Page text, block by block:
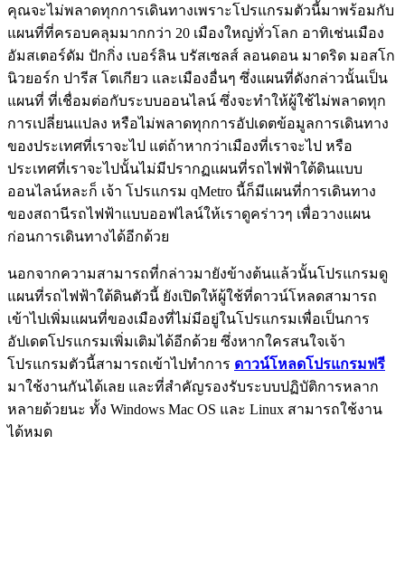
คุณจะไม่พลาดทุกการเดินทางเพราะโปรแกรมตัวนี้มาพร้อมกับ
แผนที่ที่ครอบคลุมมากกว่า 20 เมืองใหญ่ทั่วโลก อาทิเช่นเมือง
อัมสเตอร์ดัม ปักกิ่ง เบอร์ลิน บรัสเซลส์ ลอนดอน มาดริด มอสโก
นิวยอร์ก ปารีส โตเกียว และเมืองอื่นๆ ซึ่งแผนที่ดังกล่าวนั้นเป็น
แผนที่ ที่เชื่อมต่อกับระบบออนไลน์ ซึ่งจะทำให้ผู้ใช้ไม่พลาดทุก
การเปลี่ยนแปลง หรือไม่พลาดทุกการอัปเดตข้อมูลการเดินทาง
ของประเทศที่เราจะไป แต่ถ้าหากว่าเมืองที่เราจะไป หรือ
ประเทศที่เราจะไปนั้นไม่มีปรากฏแผนที่รถไฟฟ้าใต้ดินแบบ
ออนไลน์หละก็ เจ้า โปรแกรม qMetro นี้ก็มีแผนที่การเดินทาง
ของสถานีรถไฟฟ้าแบบออฟไลน์ให้เราดูคร่าวๆ เพื่อวางแผน
ก่อนการเดินทางได้อีกด้วย
นอกจากความสามารถที่กล่าวมายังข้างต้นแล้วนั้นโปรแกรมดู
แผนที่รถไฟฟ้าใต้ดินตัวนี้ ยังเปิดให้ผู้ใช้ที่ดาวน์โหลดสามารถ
เข้าไปเพิ่มแผนที่ของเมืองที่ไม่มีอยู่ในโปรแกรมเพื่อเป็นการ
อัปเดตโปรแกรมเพิ่มเติมได้อีกด้วย ซึ่งหากใครสนใจเจ้า
โปรแกรมตัวนี้สามารถเข้าไปทำการ ดาวน์โหลดโปรแกรมฟรี
มาใช้งานกันได้เลย และที่สำคัญรองรับระบบปฏิบัติการหลาก
หลายด้วยนะ ทั้ง Windows Mac OS และ Linux สามารถใช้งาน
ได้หมด